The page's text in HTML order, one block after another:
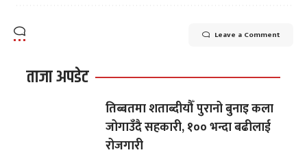
Leave a Comment
ताजा अपडेट
तिब्बतमा शताब्दीयौँ पुरानो बुनाइ कला
जोगाउँदै सहकारी, १०० भन्दा बढीलाई
रोजगारी